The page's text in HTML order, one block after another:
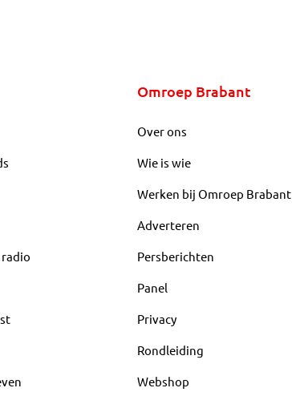
Omroep Brabant
Over ons
Wie is wie
Werken bij Omroep Brabant
Adverteren
Persberichten
Panel
Privacy
Rondleiding
Webshop